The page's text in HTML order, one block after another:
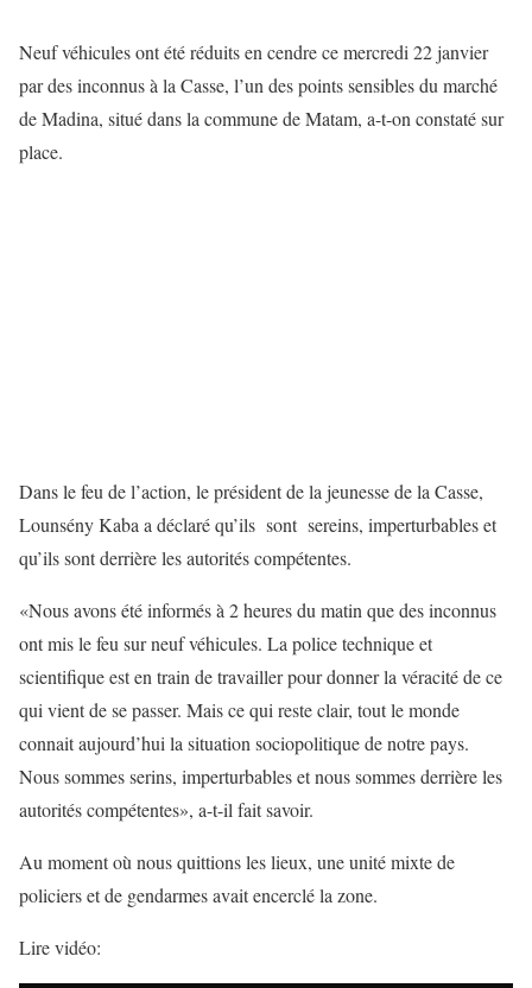
Neuf véhicules ont été réduits en cendre ce mercredi 22 janvier
par des inconnus à la Casse, l’un des points sensibles du marché
de Madina, situé dans la commune de Matam, a-t-on constaté sur
place.
Dans le feu de l’action, le président de la jeunesse de la Casse,
Lounsény Kaba a déclaré qu’ils sont sereins, imperturbables et
qu’ils sont derrière les autorités compétentes.
«Nous avons été informés à 2 heures du matin que des inconnus
ont mis le feu sur neuf véhicules. La police technique et
scientifique est en train de travailler pour donner la véracité de ce
qui vient de se passer. Mais ce qui reste clair, tout le monde
connait aujourd’hui la situation sociopolitique de notre pays.
Nous sommes serins, imperturbables et nous sommes derrière les
autorités compétentes», a-t-il fait savoir.
Au moment où nous quittions les lieux, une unité mixte de
policiers et de gendarmes avait encerclé la zone.
Lire vidéo: